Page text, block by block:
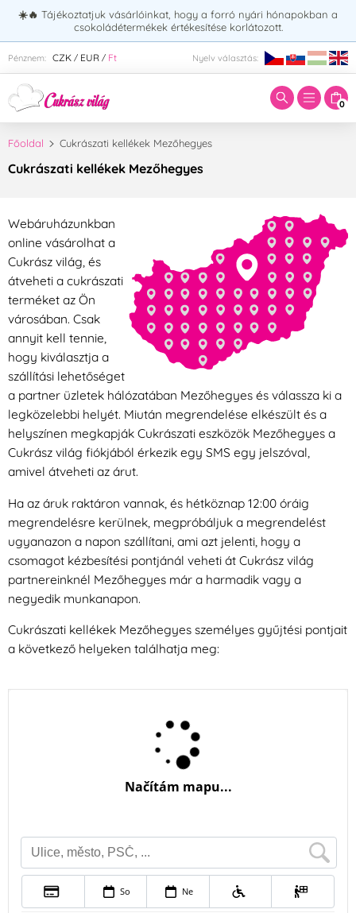
☀️🔥 Tájékoztatjuk vásárlóinkat, hogy a forró nyári hónapokban a
csokoládétermékek értékesítése korlátozott.
Pénznem: CZK / EUR / Ft Nyelv választás:
0
Adja meg a keresett kifejezést:
Főoldal Cukrászati kellékek Mezőhegyes
Cukrászati kellékek Mezőhegyes
Webáruházunkban
online vásárolhat a
Cukrász világ, és
átveheti a cukrászati
terméket az Ön
városában. Csak
annyit kell tennie,
hogy kiválasztja a
szállítási lehetőséget
a partner üzletek hálózatában Mezőhegyes és válassza ki a
legközelebbi helyét. Miután megrendelése elkészült és a
helyszínen megkapják Cukrászati eszközök Mezőhegyes a
Cukrász világ fiókjából érkezik egy SMS egy jelszóval,
amivel átveheti az árut.
Ha az áruk raktáron vannak, és hétköznap 12:00 óráig
megrendelésre kerülnek, megpróbáljuk a megrendelést
ugyanazon a napon szállítani, ami azt jelenti, hogy a
csomagot kézbesítési pontjánál veheti át Cukrász világ
partnereinknél Mezőhegyes már a harmadik vagy a
negyedik munkanapon.
Cukrászati kellékek Mezőhegyes személyes gyűjtési pontjait
a következő helyeken találhatja meg: